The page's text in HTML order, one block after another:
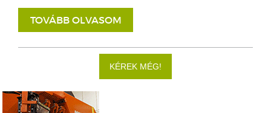
TOVÁBB OLVASOM
KÉREK MÉG!